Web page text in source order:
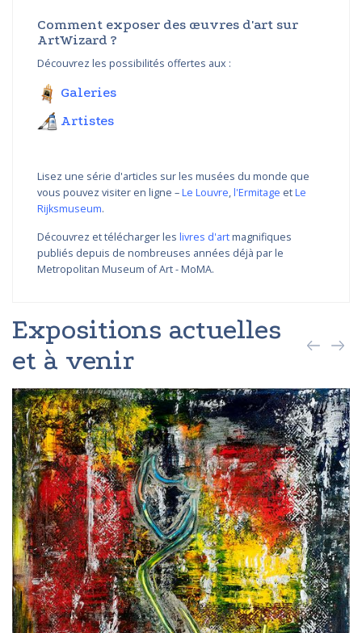
Comment exposer des œuvres d'art sur
ArtWizard ?
Découvrez les possibilités offertes aux :
Galeries
Artistes
Lisez une série d'articles sur les musées du monde que
vous pouvez visiter en ligne –Le Louvre,l'Ermitage etLe
Rijksmuseum.
Découvrez et télécharger les livres d'artmagnifiques
publiés depuis de nombreuses années déjà par le
Metropolitan Museum of Art - MoMA.
Expositions actuelles
et à venir